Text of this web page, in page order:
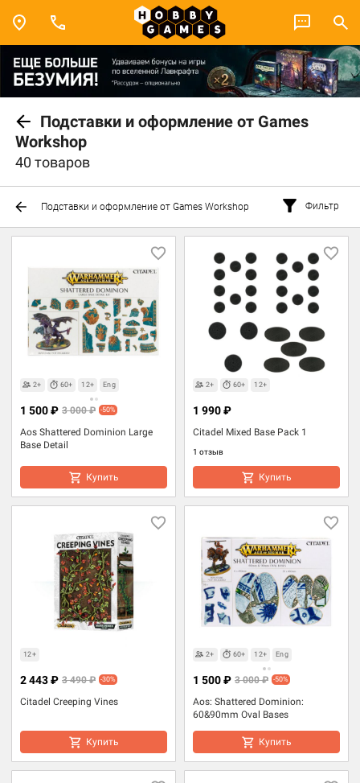
Подставки и оформление от Games
Workshop
40 товаров
Подставки и оформление от Games Workshop Фильтр
2+ 60+ 12+ Eng
Aos Shattered Dominion Large
Base Detail
1 500 ₽ 3 000 ₽ -50%
Купить
2+ 60+ 12+
Citadel Mixed Base Pack 1
1 отзыв
1 990 ₽
Купить
12+
Citadel Creeping Vines
2 443 ₽ 3 490 ₽ -30%
Купить
2+ 60+ 12+ Eng
Aos: Shattered Dominion:
60&90mm Oval Bases
1 500 ₽ 3 000 ₽ -50%
Купить